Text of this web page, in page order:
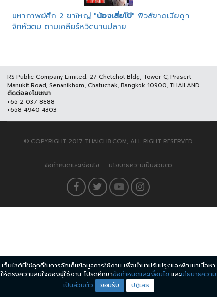
มหากาพย์ศึก 2 ขาใหญ่ "น้องเสี่ยโป้" ฟิวส์ขาดเมียถูก
จิกหัวตบ ตามเคลียร์หวิดบานปลาย
RS Public Company Limited. 27 Chetchot Bldg, Tower C, Prasert-
Manukit Road, Senanikhom, Chatuchak, Bangkok 10900, THAILAND
ติดต่อลงโฆษณา
+66 2 037 8888
+668 4940 4303
© COPYRIGHT 2017 THAICH8.COM, ALL RIGHT RESERVED.
ข้อกำหนดและเงื่อนไข นโยบายความเป็นส่วนตัว
เว็บไซต์นี้ใช้คุกกี้ในการจัดเก็บข้อมูลการใช้งาน เพื่อนำมาปรับปรุงและพัฒนาเนื้อหา
ให้ตรงความสนใจของผู้ใช้งาน โปรดศึกษาข้อกำหนดและเงื่อนไข และนโยบายความ
เป็นส่วนตัว
ยอมรับ ปฏิเสธ